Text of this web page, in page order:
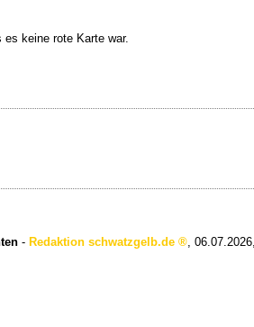
keine rote Karte war.
- Redaktion schwatzgelb.de